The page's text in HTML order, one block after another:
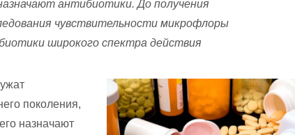
антибиотики. До получения
чувствительности микрофлоры
широкого спектра действия
поколения,
назначают